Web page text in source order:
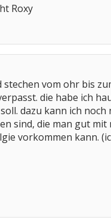
Roxy
vom ohr bis
die habe ich
dazu kann ich noch
sind, die man gut mit
vorkommen kann.